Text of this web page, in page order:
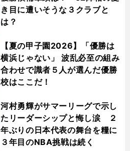
き目に遭いそうな３クラブと
は？
【夏の甲子園2026】「優勝は
横浜じゃない」 波乱必至の組み
合わせで識者５人が選んだ優勝
校はここだ！
河村勇輝がサマーリーグで示し
たリーダーシップと悔し涙 ２
年ぶりの日本代表の舞台を糧に
３年目のNBA挑戦は続く